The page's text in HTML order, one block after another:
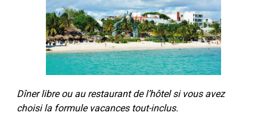
Dîner libre ou au restaurant de l’hôtel si vous avez
choisi la formule vacances tout-inclus.